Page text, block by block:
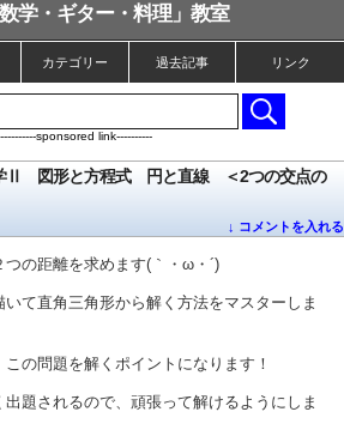
学・ギター・料理」教室
カテゴリー 過去記事 リンク
----------sponsored link----------
図形と方程式 円と直線 ＜2つの交点の
↓ コメントを入れる
の距離を求めます(｀・ω・´)
て直角三角形から解く方法をマスターしま
の問題を解くポイントになります！
題されるので、頑張って解けるようにしま